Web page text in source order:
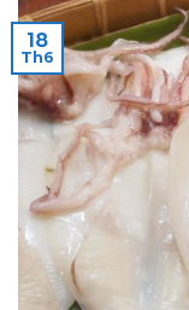
18
Th6